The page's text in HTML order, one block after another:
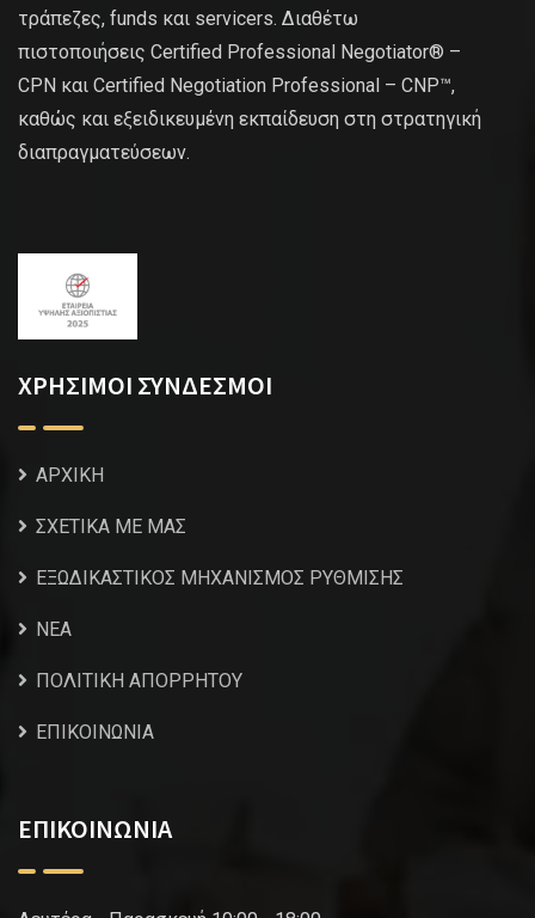
τράπεζες, funds και servicers. Διαθέτω
πιστοποιήσεις Certified Professional Negotiator® –
CPN και Certified Negotiation Professional – CNP™,
καθώς και εξειδικευμένη εκπαίδευση στη στρατηγική
διαπραγματεύσεων.
ΧΡΗΣΙΜΟΙ ΣΥΝΔΕΣΜΟΙ
ΑΡΧΙΚΗ
ΣΧΕΤΙΚΑ ΜΕ ΜΑΣ
ΕΞΩΔΙΚΑΣΤΙΚΟΣ ΜΗΧΑΝΙΣΜΟΣ ΡΥΘΜΙΣΗΣ
NEA
ΠΟΛΙΤΙΚΗ ΑΠΟΡΡΗΤΟΥ
ΕΠΙΚΟΙΝΩΝΙΑ
ΕΠΙΚΟΙΝΩΝΙΑ